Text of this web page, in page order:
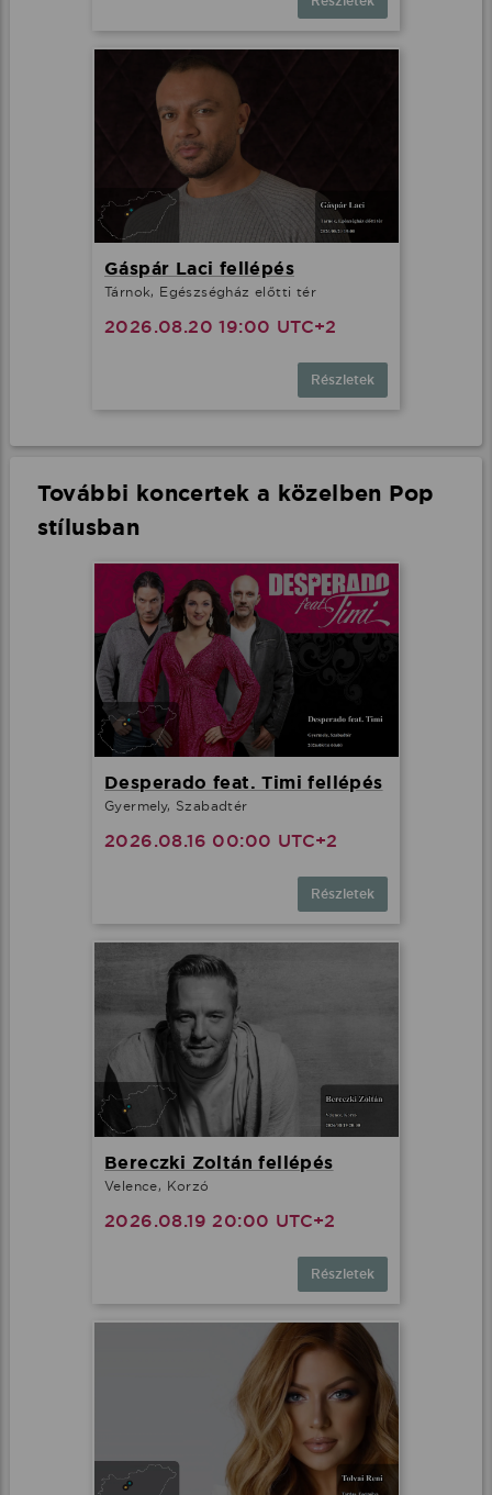
Gáspár Laci fellépés
Tárnok, Egészségház előtti tér
2026.08.20 19:00 UTC+2
Részletek
További koncertek a közelben Pop
stílusban
Desperado feat. Timi fellépés
Gyermely, Szabadtér
2026.08.16 00:00 UTC+2
Részletek
Bereczki Zoltán fellépés
Velence, Korzó
2026.08.19 20:00 UTC+2
Részletek